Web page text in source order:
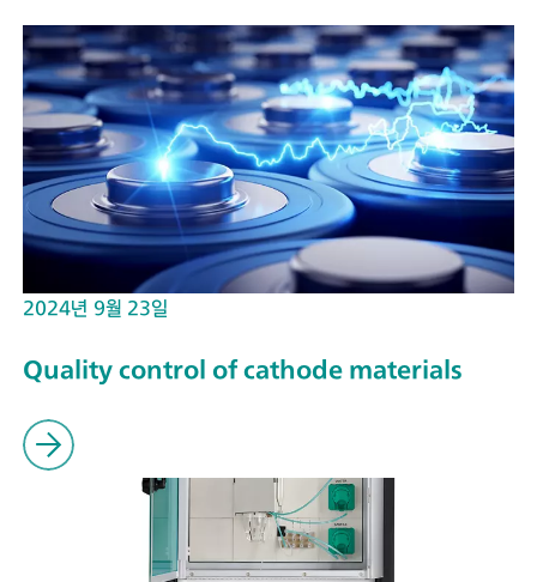
2024년 9월 23일
Quality control of cathode materials